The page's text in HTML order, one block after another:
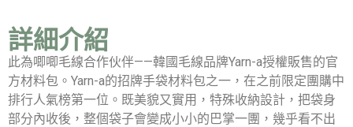
詳細介紹
此為唧唧毛線合作伙伴——韓國毛線品牌Yarn-a授權販售的官
方材料包。Yarn-a的招牌手袋材料包之一，在之前限定團購中
排行人氣榜第一位。既美貌又實用，特殊收納設計，把袋身
部分內收後，整個袋子會變成小小的巴掌一團，幾乎看不出